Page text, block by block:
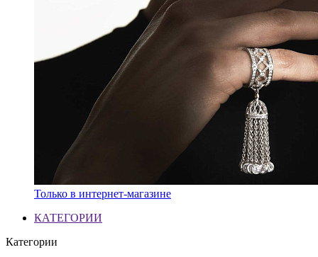
Только в интернет-магазине
КАТЕГОРИИ
Категории